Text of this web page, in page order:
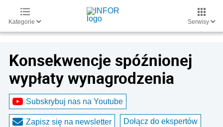
Kategorie Serwisy
Konsekwencje spóźnionej
wypłaty wynagrodzenia
Subskrybuj nas na Youtube
Zapisz się na newsletter Dołącz do ekspertów